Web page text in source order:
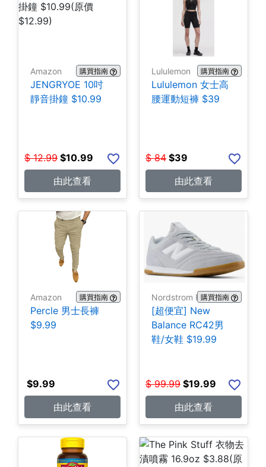
Amazon 購買指南
JENGRYOE 10吋
靜音掛鐘 $10.99
$ 12.99 $10.99
由此查看
Lululemon 購買指南
Lululemon 女士高
腰運動短褲 $39
$ 84 $39
由此查看
Amazon 購買指南
Percle 男士長褲
$9.99
$9.99
由此查看
Nordstrom Rack購買指南
[超便宜] New
Balance RC42男
鞋/女鞋 $19.99
$ 99.99 $19.99
由此查看